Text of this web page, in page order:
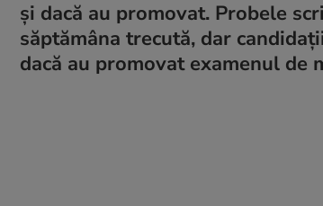
și dacă au promovat. Probele
săptămâna trecută, dar
dacă au promovat examenul de